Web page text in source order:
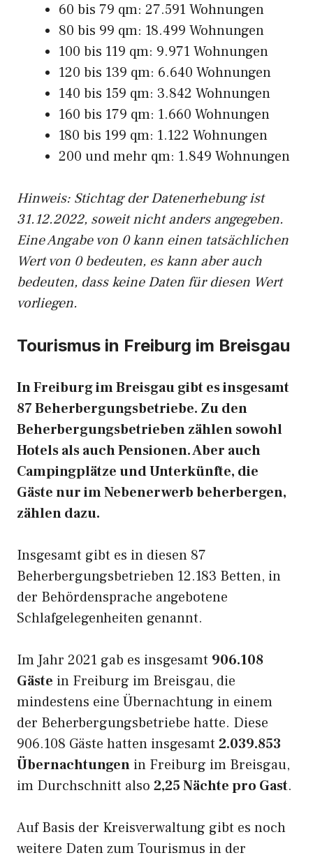
60 bis 79 qm: 27.591 Wohnungen
80 bis 99 qm: 18.499 Wohnungen
100 bis 119 qm: 9.971 Wohnungen
120 bis 139 qm: 6.640 Wohnungen
140 bis 159 qm: 3.842 Wohnungen
160 bis 179 qm: 1.660 Wohnungen
180 bis 199 qm: 1.122 Wohnungen
200 und mehr qm: 1.849 Wohnungen
Hinweis: Stichtag der Datenerhebung ist
31.12.2022, soweit nicht anders angegeben.
Eine Angabe von 0 kann einen tatsächlichen
Wert von 0 bedeuten, es kann aber auch
bedeuten, dass keine Daten für diesen Wert
vorliegen.
Tourismus in Freiburg im Breisgau
In Freiburg im Breisgau gibt es insgesamt
87 Beherbergungsbetriebe. Zu den
Beherbergungsbetrieben zählen sowohl
Hotels als auch Pensionen. Aber auch
Campingplätze und Unterkünfte, die
Gäste nur im Nebenerwerb beherbergen,
zählen dazu.
Insgesamt gibt es in diesen 87
Beherbergungsbetrieben 12.183 Betten, in
der Behördensprache angebotene
Schlafgelegenheiten genannt.
Im Jahr 2021 gab es insgesamt 906.108
Gäste in Freiburg im Breisgau, die
mindestens eine Übernachtung in einem
der Beherbergungsbetriebe hatte. Diese
906.108 Gäste hatten insgesamt 2.039.853
Übernachtungen in Freiburg im Breisgau,
im Durchschnitt also 2,25 Nächte pro Gast.
Auf Basis der Kreisverwaltung gibt es noch
weitere Daten zum Tourismus in der